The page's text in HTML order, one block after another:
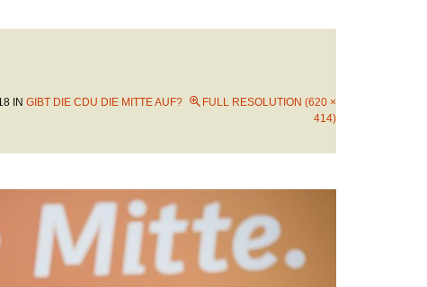
IN GIBT DIE CDU DIE MITTE AUF?
FULL RESOLUTION (620 ×
414)